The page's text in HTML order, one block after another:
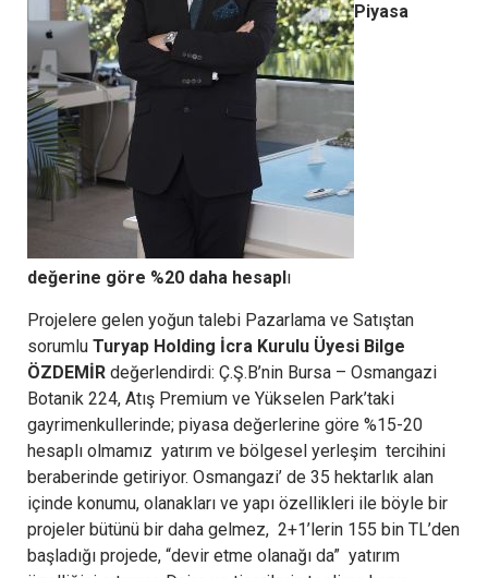
Piyasa
değerine göre %20 daha hesaplı
Projelere gelen yoğun talebi Pazarlama ve Satıştan
sorumlu Turyap Holding İcra Kurulu Üyesi Bilge
ÖZDEMİR değerlendirdi: Ç.Ş.B’nin Bursa – Osmangazi
Botanik 224, Atış Premium ve Yükselen Park’taki
gayrimenkullerinde; piyasa değerlerine göre %15-20
hesaplı olmamız yatırım ve bölgesel yerleşim tercihini
beraberinde getiriyor. Osmangazi’ de 35 hektarlık alan
içinde konumu, olanakları ve yapı özellikleri ile böyle bir
projeler bütünü bir daha gelmez, 2+1’lerin 155 bin TL’den
başladığı projede, “devir etme olanağı da” yatırım